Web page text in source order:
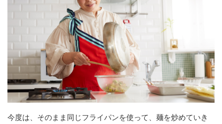
今度は、そのまま同じフライパンを使って、麺を炒めていき